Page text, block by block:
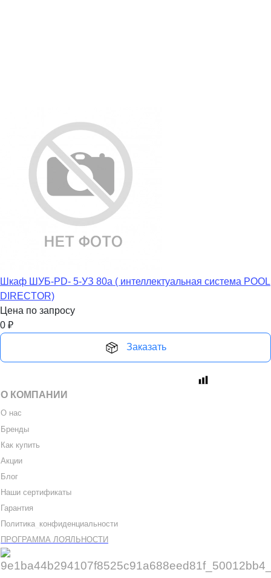
Шкаф ШУБ-PD- 5-УЗ 80а ( интеллектуальная система POOL
DIRECTOR)
Цена по запросу
0 ₽
Заказать
О КОМПАНИИ
О нас
Бренды
Как купить
Акции
Блог
Наши сертификаты
Гарантия
Политика конфиденциальности
ПРОГРАММА ЛОЯЛЬНОСТИ